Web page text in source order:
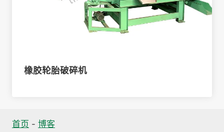
橡胶轮胎破碎机
首页 - 博客